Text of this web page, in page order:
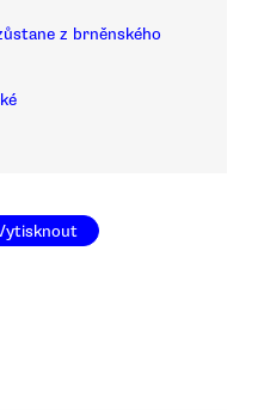
z brněnského